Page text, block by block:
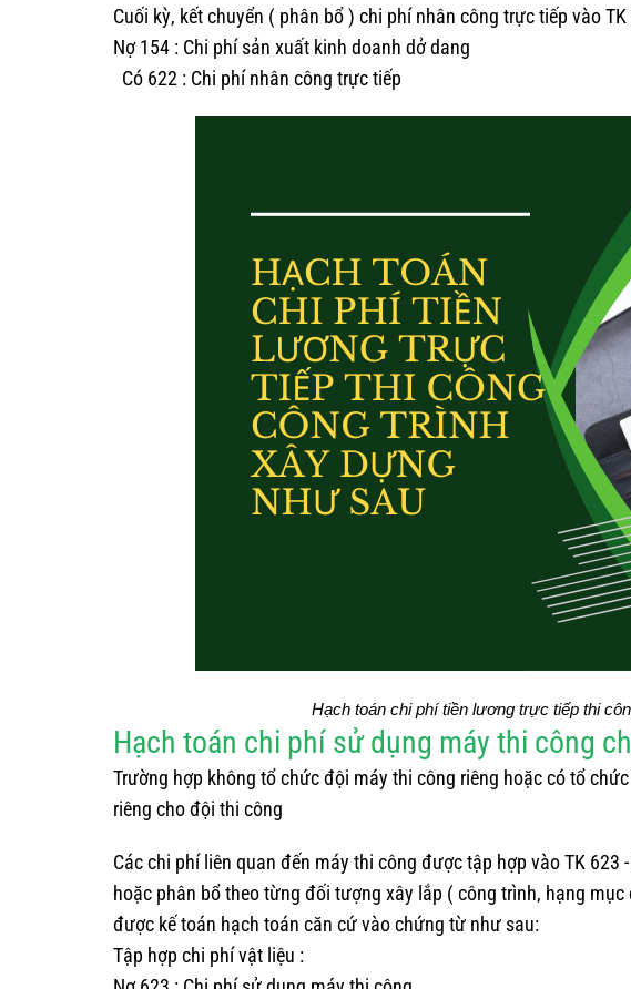
Cuối kỳ, kết chuyển ( phân bổ ) chi phí nhân công trực tiếp vào
Nợ 154 : Chi phí sản xuất kinh doanh dở dang
Có 622 : Chi phí nhân công trực tiếp
Hạch toán chi phí tiền lương trực tiếp thi
Hạch toán chi phí sử dụng máy thi công
Trường hợp không tổ chức đội máy thi công riêng hoặc có tổ
riêng cho đội thi công
Các chi phí liên quan đến máy thi công được tập hợp vào TK
hoặc phân bổ theo từng đối tượng xây lắp ( công trình, hạng
được kế toán hạch toán căn cứ vào chứng từ như sau:
Tập hợp chi phí vật liệu :